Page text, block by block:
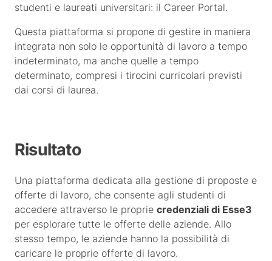
studenti e laureati universitari: il Career Portal.
Questa piattaforma si propone di gestire in maniera
integrata non solo le opportunità di lavoro a tempo
indeterminato, ma anche quelle a tempo
determinato, compresi i tirocini curricolari previsti
dai corsi di laurea.
Risultato
Una piattaforma dedicata alla gestione di proposte e
offerte di lavoro, che consente agli studenti di
accedere attraverso le proprie credenziali di Esse3
per esplorare tutte le offerte delle aziende. Allo
stesso tempo, le aziende hanno la possibilità di
caricare le proprie offerte di lavoro.